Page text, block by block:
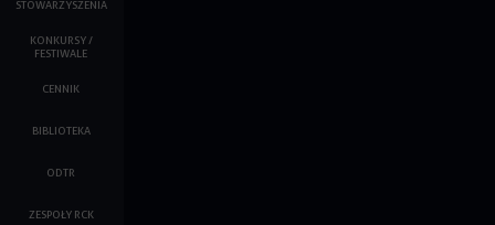
STOWARZYSZENIA
KONKURSY /
FESTIWALE
CENNIK
BIBLIOTEKA
ODTR
ZESPOŁY RCK